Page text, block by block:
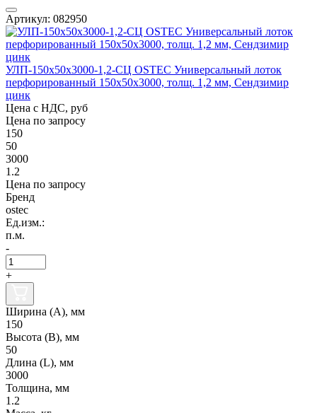
Артикул: 082950
УЛП-150х50х3000-1,2-СЦ OSTEC Универсальный лоток
перфорированный 150х50х3000, толщ. 1,2 мм, Сендзимир
цинк
Цена с НДС, руб
Цена по запросу
150
50
3000
1.2
Цена по запросу
Бренд
ostec
Ед.изм.:
п.м.
-
+
Ширина (А), мм
150
Высота (В), мм
50
Длина (L), мм
3000
Толщина, мм
1.2